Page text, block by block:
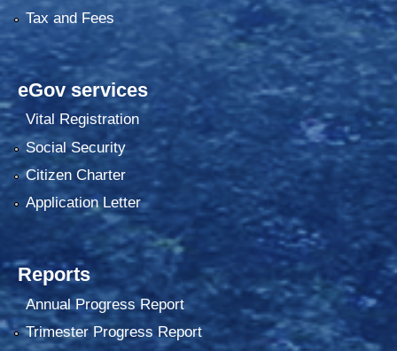
Tax and Fees
eGov services
Vital Registration
Social Security
Citizen Charter
Application Letter
Reports
Annual Progress Report
Trimester Progress Report